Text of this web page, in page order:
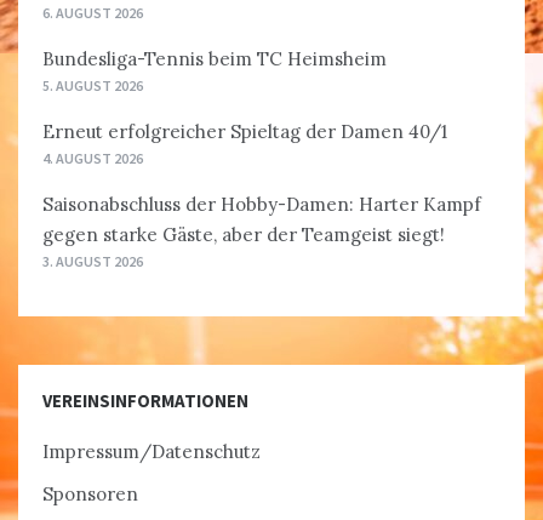
6. AUGUST 2026
Bundesliga-Tennis beim TC Heimsheim
5. AUGUST 2026
Erneut erfolgreicher Spieltag der Damen 40/1
4. AUGUST 2026
Saisonabschluss der Hobby-Damen: Harter Kampf
gegen starke Gäste, aber der Teamgeist siegt!
3. AUGUST 2026
VEREINSINFORMATIONEN
Impressum/Datenschutz
Sponsoren